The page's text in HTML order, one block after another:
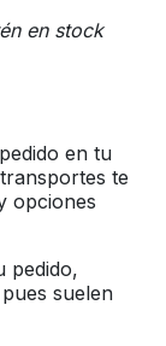
en stock
en tu
te
opciones
pedido,
suelen